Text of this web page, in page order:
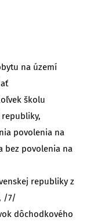
na území
školu
republiky,
povolenia na
bez povolenia na
republiky z
/7/
dôchodkového